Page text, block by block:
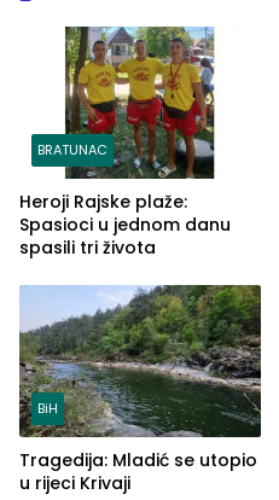
BRATUNAC
Heroji Rajske plaže:
Spasioci u jednom danu
spasili tri života
BiH
Tragedija: Mladić se utopio
u rijeci Krivaji